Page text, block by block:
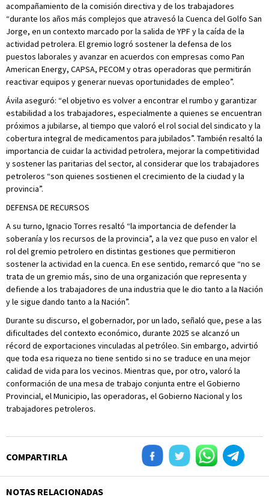
acompañamiento de la comisión directiva y de los trabajadores
“durante los años más complejos que atravesó la Cuenca del Golfo San
Jorge, en un contexto marcado por la salida de YPF y la caída de la
actividad petrolera. El gremio logró sostener la defensa de los
puestos laborales y avanzar en acuerdos con empresas como Pan
American Energy, CAPSA, PECOM y otras operadoras que permitirán
reactivar equipos y generar nuevas oportunidades de empleo”.
Ávila aseguró: “el objetivo es volver a encontrar el rumbo y garantizar
estabilidad a los trabajadores, especialmente a quienes se encuentran
próximos a jubilarse, al tiempo que valoró el rol social del sindicato y la
cobertura integral de medicamentos para jubilados”. También resaltó la
importancia de cuidar la actividad petrolera, mejorar la competitividad
y sostener las paritarias del sector, al considerar que los trabajadores
petroleros “son quienes sostienen el crecimiento de la ciudad y la
provincia”.
DEFENSA DE RECURSOS
A su turno, Ignacio Torres resaltó “la importancia de defender la
soberanía y los recursos de la provincia”, a la vez que puso en valor el
rol del gremio petrolero en distintas gestiones que permitieron
sostener la actividad en la cuenca. En ese sentido, remarcó que “no se
trata de un gremio más, sino de una organización que representa y
defiende a los trabajadores de una industria que le dio tanto a la Nación
y le sigue dando tanto a la Nación”.
Durante su discurso, el gobernador, por un lado, señaló que, pese a las
dificultades del contexto económico, durante 2025 se alcanzó un
récord de exportaciones vinculadas al petróleo. Sin embargo, advirtió
que toda esa riqueza no tiene sentido si no se traduce en una mejor
calidad de vida para los vecinos. Mientras que, por otro, valoró la
conformación de una mesa de trabajo conjunta entre el Gobierno
Provincial, el Municipio, las operadoras, el Gobierno Nacional y los
trabajadores petroleros.
COMPARTIRLA
NOTAS RELACIONADAS